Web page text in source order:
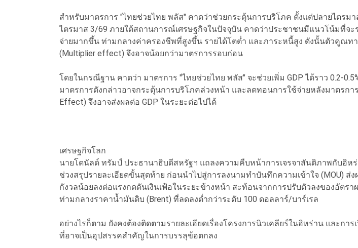
สำหรับมาตรการ "ไทยช่วยไทย พลัส" คาดว่าช่วยกระตุ้นการบริโภค ตั้งแต่ปลายไตรมา
ไตรมาส 3/69 ภายใต้สถานการณ์เศรษฐกิจในปัจจุบัน คาดว่าประชาชนมีแนวโน้มที่จะ
จ่ายมากขึ้น ท่ามกลางค่าครองชีพที่สูงขึ้น รายได้โตต่ำ และภาระหนี้สูง ดังนั้นตัวคูณทา
(Multiplier effect) จึงอาจน้อยกว่ามาตรการรอบก่อน
โดยในกรณีฐาน คาดว่า มาตรการ "ไทยช่วยไทย พลัส" จะช่วยเพิ่ม GDP ได้ราว 0.2-
มาตรการดังกล่าวอาจกระตุ้นการบริโภคล่วงหน้า และลดทอนการใช้จ่ายหลังมาตรกา
Effect) จึงอาจส่งผลต่อ GDP ในระยะต่อไปได้
เศรษฐกิจโลก
นายโดนัลด์ ทรัมป์ ประธานาธิบดีสหรัฐฯ แถลงความคืบหน้าการเจรจาสันติภาพกับอิห
ช่วงสรุปรายละเอียดขั้นสุดท้าย ก่อนนำไปสู่การลงนามทำบันทึกความเข้าใจ (MOU) ส่ง
กังวลน้อยลงต่อแรงกดดันเงินเฟ้อในระยะข้างหน้า สะท้อนจากการปรับตัวลงของอัตร
ท่ามกลางราคาน้ำมันดิบ (Brent) ที่ลดลงต่ำกว่าระดับ 100 ดอลลาร์/บาร์เรล
อย่างไรก็ตาม ยังคงต้องติดตามรายละเอียดเรื่องโครงการนิวเคลียร์ในอิหร่าน และกา
ที่อาจเป็นอุปสรรคสำคัญในการบรรลุข้อตกลง